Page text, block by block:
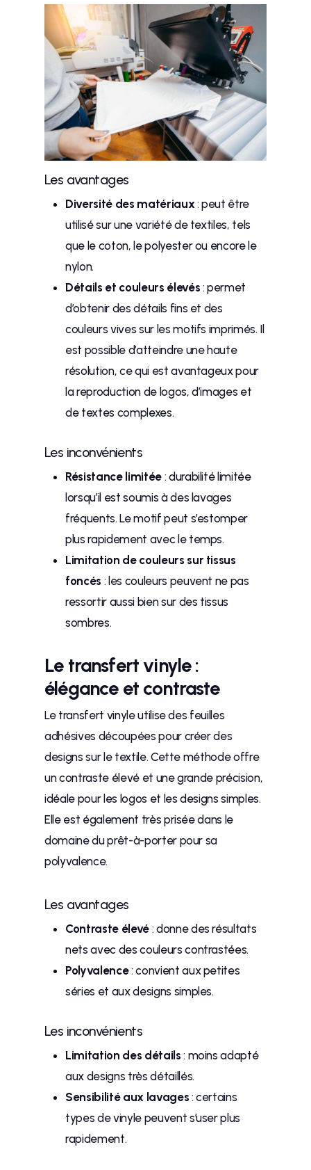
Les avantages
Diversité des matériaux: peut être
utilisé sur une variété de textiles, tels
que le coton, le polyester ou encore le
nylon.
Détails et couleurs élevés : permet
d’obtenir des détails fins et des
couleurs vives sur les motifs imprimés. Il
est possible d’atteindre une haute
résolution, ce qui est avantageux pour
la reproduction de logos, d’images et
de textes complexes.
Les inconvénients
Résistance limitée: durabilité limitée
lorsqu’il est soumis à des lavages
fréquents. Le motif peut s’estomper
plus rapidement avec le temps.
Limitation de couleurs sur tissus
foncés : les couleurs peuvent ne pas
ressortir aussi bien sur des tissus
sombres.
Le transfert vinyle :
élégance et contraste
Le transfert vinyle utilise des feuilles
adhésives découpées pour créer des
designs sur le textile. Cette méthode offre
un contraste élevé et une grande précision,
idéale pour les logos et les designs simples.
Elle est également très prisée dans le
domaine du prêt-à-porter pour sa
polyvalence.
Les avantages
Contraste élevé: donne des résultats
nets avec des couleurs contrastées.
Polyvalence: convient aux petites
séries et aux designs simples.
Les inconvénients
Limitation des détails : moins adapté
aux designs très détaillés.
Sensibilité aux lavages : certains
types de vinyle peuvent s’user plus
rapidement.